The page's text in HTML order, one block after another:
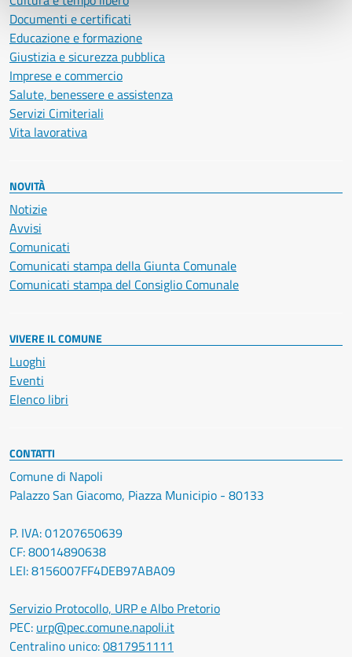
Documenti e certificati
Educazione e formazione
Giustizia e sicurezza pubblica
Imprese e commercio
Salute, benessere e assistenza
Servizi Cimiteriali
Vita lavorativa
NOVITÀ
Notizie
Avvisi
Comunicati
Comunicati stampa della Giunta Comunale
Comunicati stampa del Consiglio Comunale
VIVERE IL COMUNE
Luoghi
Eventi
Elenco libri
CONTATTI
Comune di Napoli
Palazzo San Giacomo, Piazza Municipio - 80133
P. IVA: 01207650639
CF: 80014890638
LEI: 8156007FF4DEB97ABA09
Servizio Protocollo, URP e Albo Pretorio
PEC: urp@pec.comune.napoli.it
Centralino unico:0817951111